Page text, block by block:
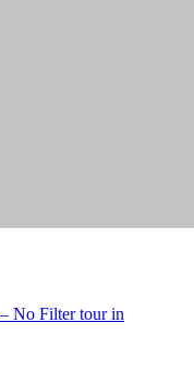
No Filter tour in